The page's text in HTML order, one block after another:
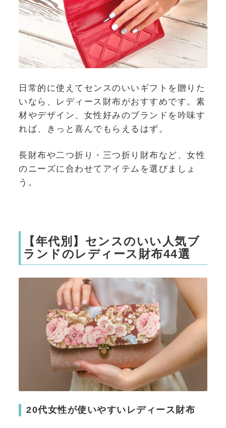
日常的に使えてセンスのいいギフトを贈りた
いなら、レディース財布がおすすめです。素
材やデザイン、女性好みのブランドを吟味す
れば、きっと喜んでもらえるはず。
長財布や二つ折り・三つ折り財布など、女性
のニーズに合わせてアイテムを選びましょ
う。
【年代別】センスのいい人気ブ
ランドのレディース財布44選
20代女性が使いやすいレディース財布